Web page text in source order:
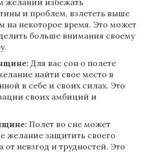
желании избежать
и проблем, взлететь выше
на некоторое время. Это может
больше внимания своему
Для вас сон о полете
найти свое место в
в себе и своих силах. Это
своих амбиций и
Полет во сне может
желание защитить своего
от невзгод и трудностей. Это